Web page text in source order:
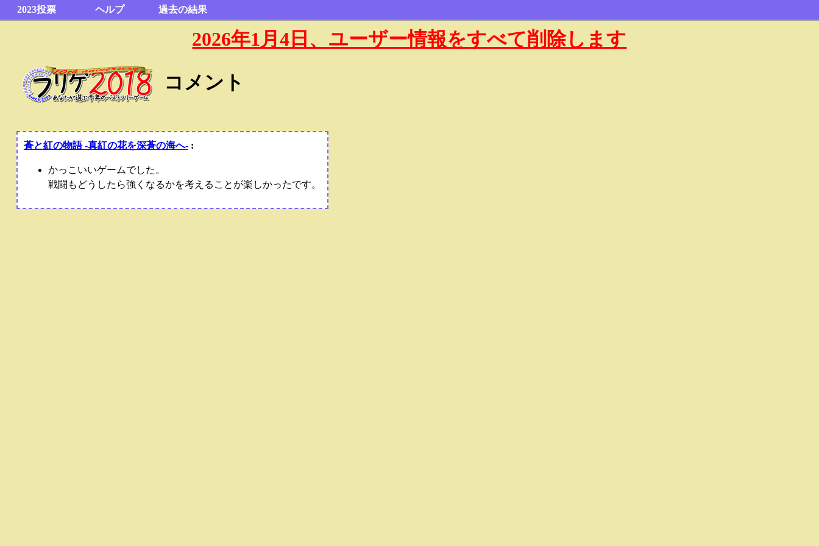
2023投票 ヘルプ 過去の結果
2026年1月4日、ユーザー情報をすべて削除します
コメント
蒼と紅の物語 -真紅の花を深蒼の海へ-:
かっこいいゲームでした。
戦闘もどうしたら強くなるかを考えることが楽しかったです。